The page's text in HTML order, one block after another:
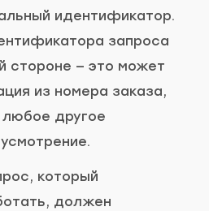
идентификатор.
запроса
стороне — это может
из номера заказа,
другое
который
должен